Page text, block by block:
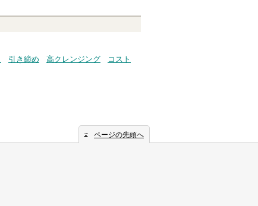
引き締め 高クレンジング
コスト
ページの先頭へ